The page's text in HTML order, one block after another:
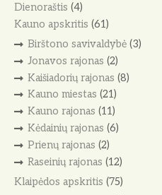
Dienoraštis (4)
Kauno apskritis (61)
Birštono savivaldybė(3)
Jonavos rajonas (2)
Kaišiadorių rajonas (8)
Kauno miestas (21)
Kauno rajonas (11)
Kėdainių rajonas (6)
Prienų rajonas (2)
Raseinių rajonas (12)
Klaipėdos apskritis (75)